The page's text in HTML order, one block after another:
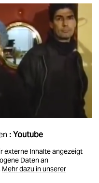
: Youtube
externe Inhalte angezeigt
Daten an
Mehr dazu in unserer